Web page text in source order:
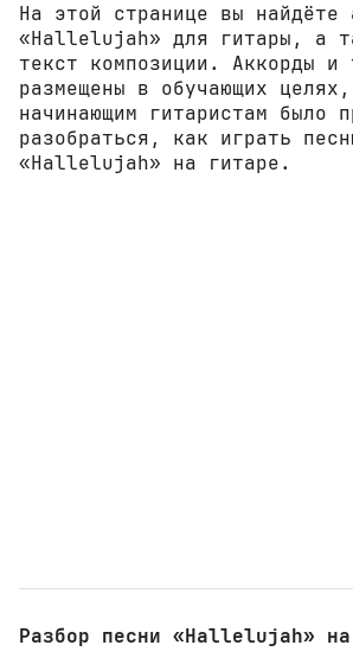
На этой странице вы найдёте
«Hallelujah» для гитары, а
текст композиции. Аккорды и
размещены в обучающих
начинающим гитаристам было
разобраться, как играть
«Hallelujah» на гитаре.
Разбор песни «Hallelujah» на